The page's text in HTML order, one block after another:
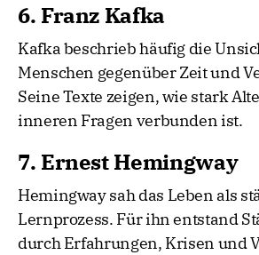
6. Franz Kafka
Kafka beschrieb häufig die
Menschen gegenüber Zeit und
Seine Texte zeigen, wie stark
inneren Fragen verbunden ist.
7. Ernest Hemingway
Hemingway sah das Leben als
Lernprozess. Für ihn entstand
durch Erfahrungen, Krisen und